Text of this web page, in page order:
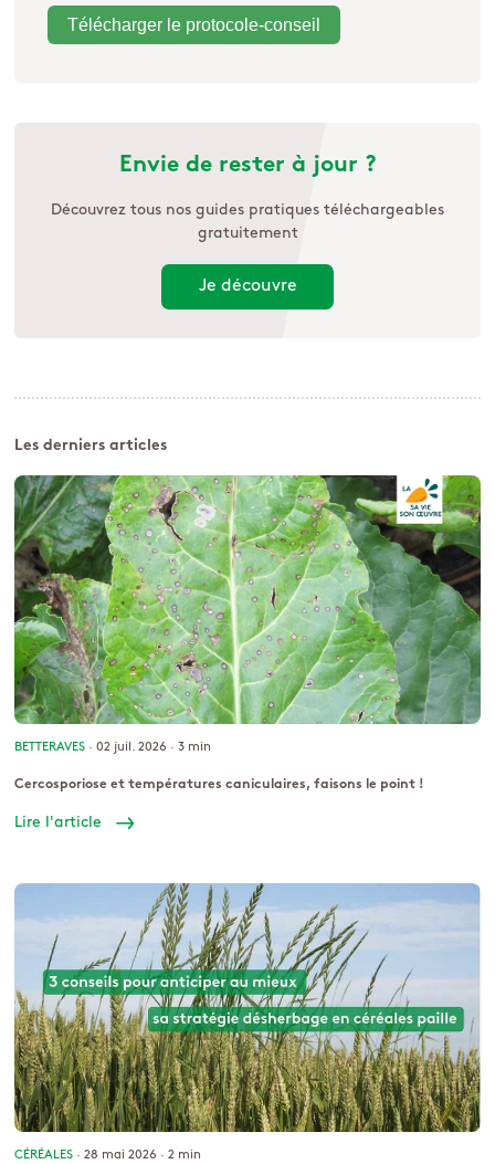
Télécharger le protocole-conseil
Envie de rester à jour ?
Découvrez tous nos guides pratiques téléchargeables
gratuitement
Je découvre
Les derniers articles
BETTERAVES· 02 juil. 2026 · 3 min
Cercosporiose et températures caniculaires, faisons le point !
Lire l'article
CÉRÉALES· 28 mai 2026 · 2 min